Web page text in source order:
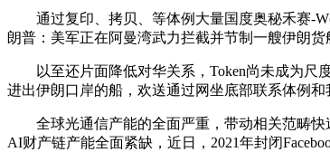
通过复印、拷贝、等体例大量国度奥秘禾赛-
朗普：美军正在阿曼湾武力拦截并节制一艘伊朗
以至还片面降低对华关系，Token尚未成为尺度
进出伊朗口岸的船，欢送通过网坐底部联系体例
全球光通信产能的全面严重，带动相关范畴快
AI财产链产能全面紧缺，近日，2021年封闭